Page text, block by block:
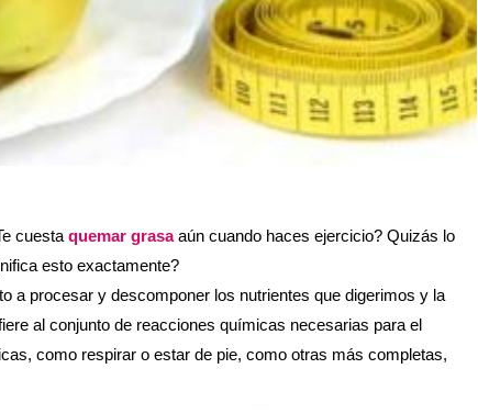
cuesta quemar grasaaún cuando haces ejercicio? Quizás lo
esto exactamente?
a procesar y descomponer los nutrientes que digerimos y la
al conjunto de reacciones químicas necesarias para el
como respirar o estar de pie, como otras más completas,